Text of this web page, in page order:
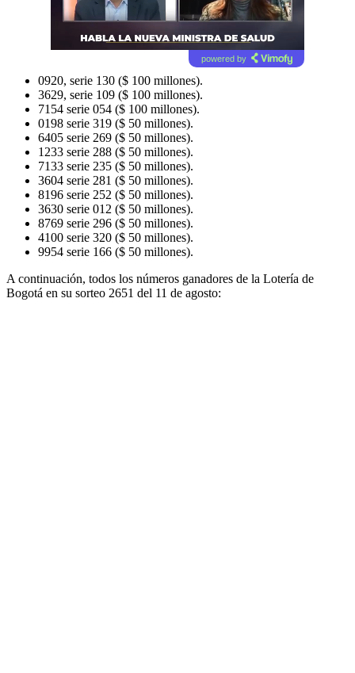
powered by
0920, serie 130 ($ 100 millones).
3629, serie 109 ($ 100 millones).
7154 serie 054 ($ 100 millones).
0198 serie 319 ($ 50 millones).
6405 serie 269 ($ 50 millones).
1233 serie 288 ($ 50 millones).
7133 serie 235 ($ 50 millones).
3604 serie 281 ($ 50 millones).
8196 serie 252 ($ 50 millones).
3630 serie 012 ($ 50 millones).
8769 serie 296 ($ 50 millones).
4100 serie 320 ($ 50 millones).
9954 serie 166 ($ 50 millones).
A continuación, todos los números ganadores de la Lotería de
Bogotá en su sorteo 2651 del 11 de agosto: